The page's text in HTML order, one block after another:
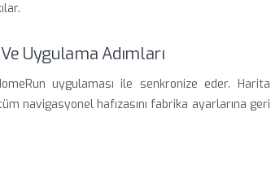
Uygulama Adımları
uygulaması ile senkronize eder. Harita
navigasyonel hafızasını fabrika ayarlarına geri